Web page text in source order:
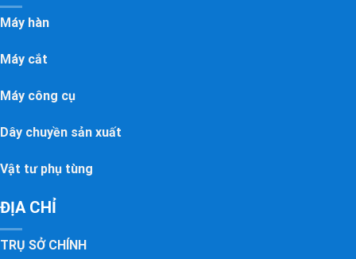
Máy hàn
Máy cắt
Máy công cụ
Dây chuyền sản xuất
Vật tư phụ tùng
ĐỊA CHỈ
TRỤ SỞ CHÍNH